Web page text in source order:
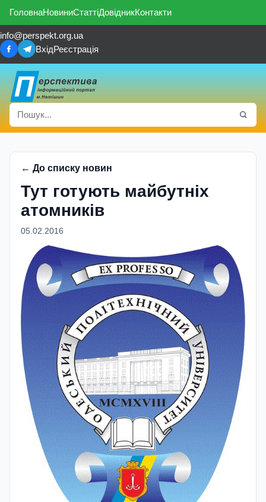
ГоловнаНовиниСтаттіДовідникКонтакти
info@perspekt.org.ua
ВхідРеєстрація
← До списку новин
Тут готують майбутнiх
атомникiв
05.02.2016